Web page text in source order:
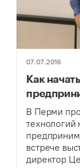
07.07.2016
Как
В Перми
технологий
встрече
директор